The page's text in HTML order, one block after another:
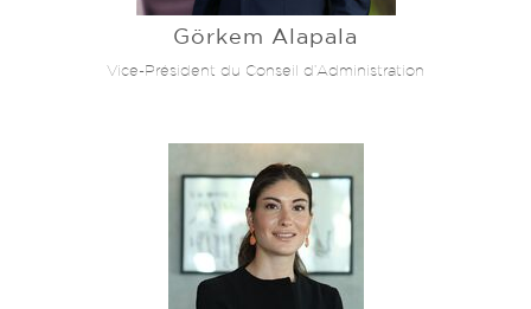
Görkem Alapala
Vice-Président du Conseil d’Administration